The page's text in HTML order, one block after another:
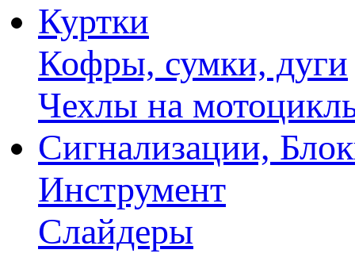
Куртки
Кофры, сумки, дуги
Чехлы на
Сигнализации,
Инструмент
Слайдеры